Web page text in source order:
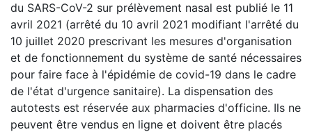
du SARS-CoV-2 sur prélèvement nasal est publié le 11
avril 2021 (arrêté du 10 avril 2021 modifiant l'arrêté du
10 juillet 2020 prescrivant les mesures d'organisation
et de fonctionnement du système de santé nécessaires
pour faire face à l'épidémie de covid-19 dans le cadre
de l'état d'urgence sanitaire). La dispensation des
autotests est réservée aux pharmacies d'officine. Ils ne
peuvent être vendus en ligne et doivent être placés